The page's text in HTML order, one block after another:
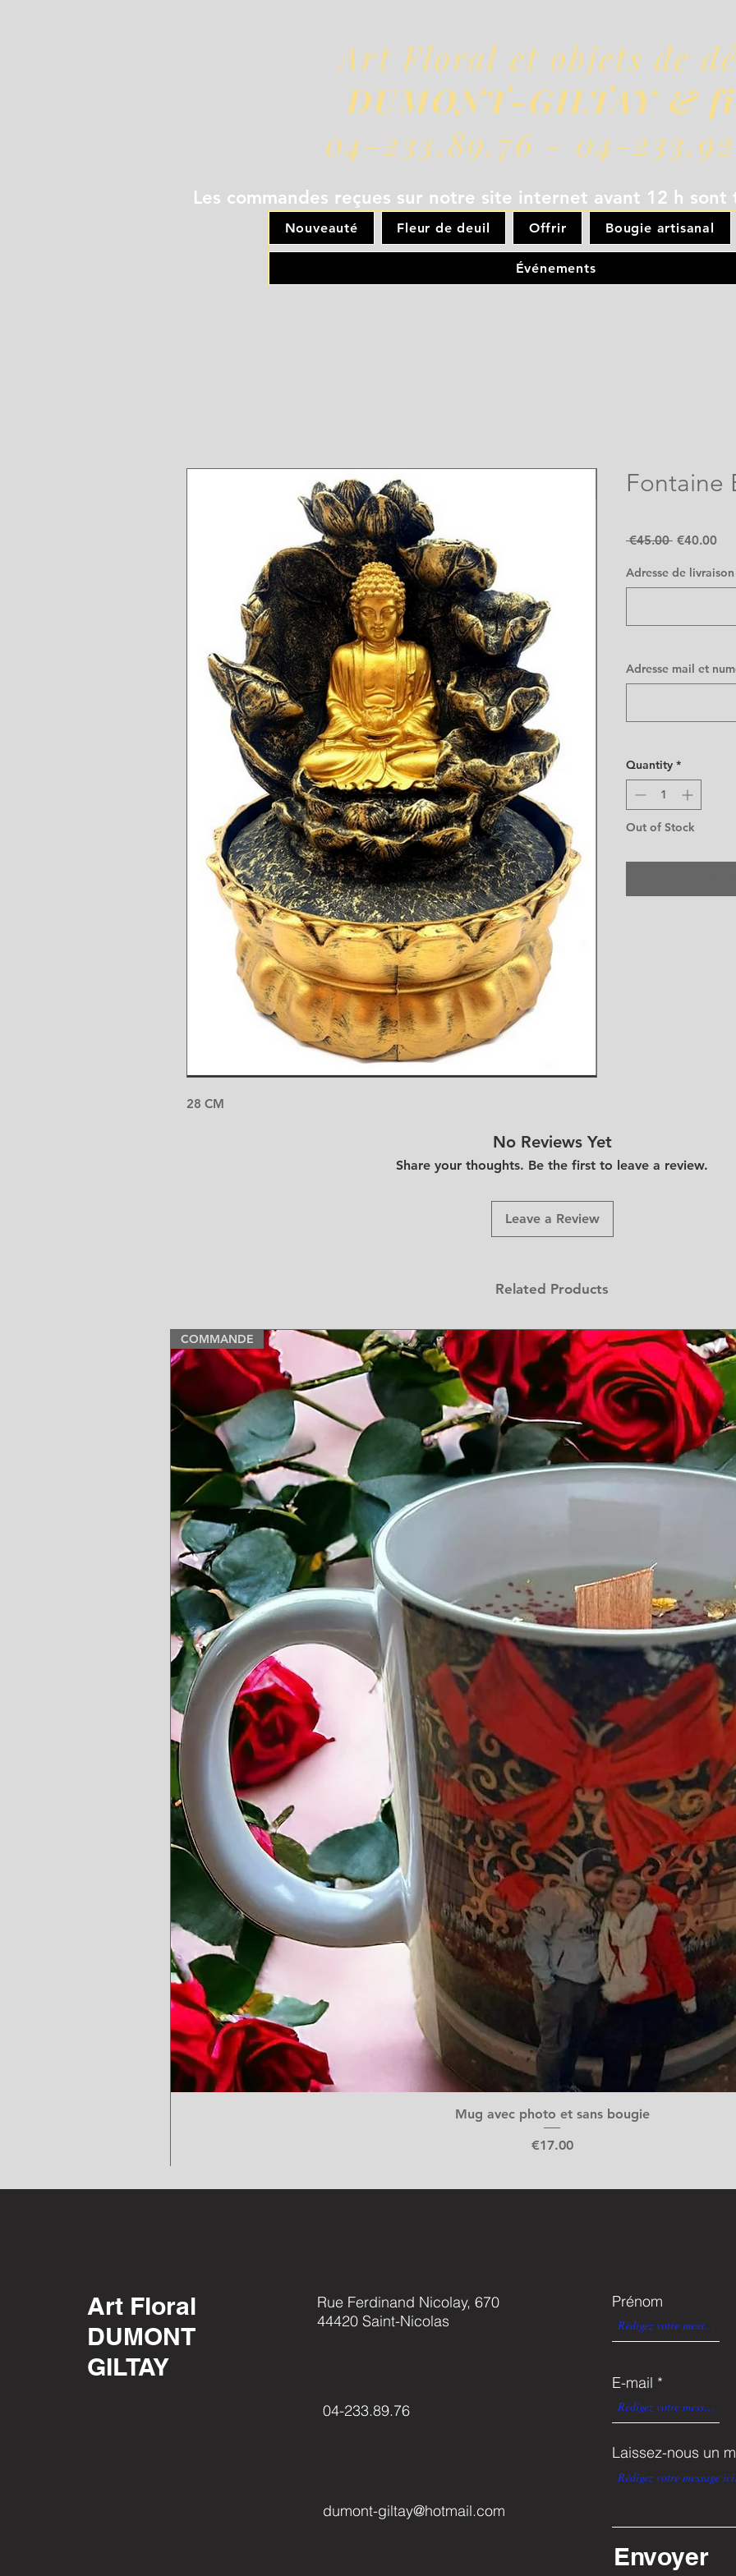
Art Floral et objets de
DUMONT-GILTAY &
04-233.89.76 - 04-
Les commandes reçues sur notre site internet avant 12 h
Nouveauté Fleur de deuil Offrir Bougie artisanal
Événements
28 CM
Fontaine
€45.00 Regular
€40.00
Adresse de livraison
Adresse mail et
Quantity *
Out of Stock
No Reviews Yet
Share your thoughts. Be the first to leave a review.
Leave a Review
Related Products
COMMANDE
Mug avec photo et sans bougie
Price
€17.00
Art Floral
DUMONT
GILTAY
Rue Ferdinand Nicolay, 670
44420 Saint-Nicolas
04-233.89.76
dumont-giltay@hotmail.com
Prénom
E-mail
Laissez-nous un
Envoyer